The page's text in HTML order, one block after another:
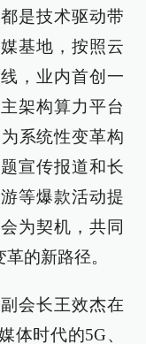
是技术驱动带
基地，按照云
，业内首创一
架构算力平台
系统性变革构
宣传报道和长
等爆款活动提
为契机，共同
的新路径。
会长王效杰在
体时代的5G、